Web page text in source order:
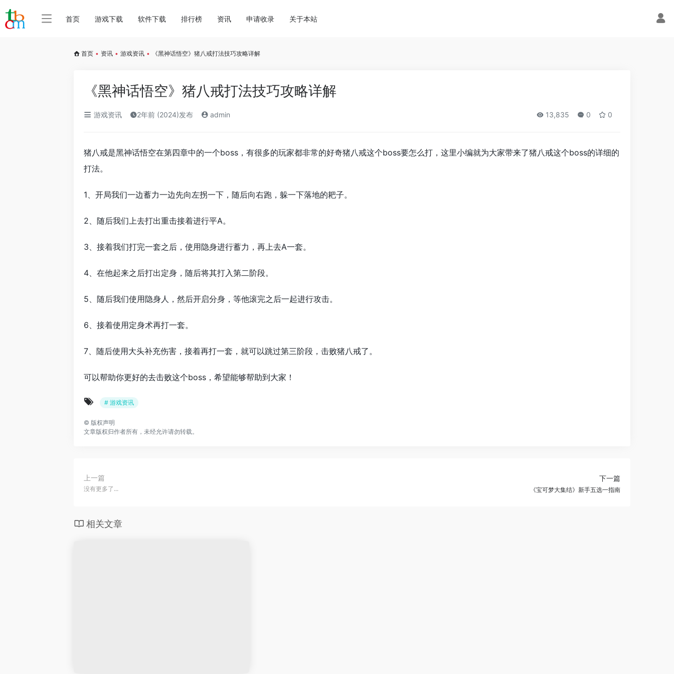
首页 游戏下载 软件下载 排行榜 资讯 申请收录 关于本站
首页 • 资讯 • 游戏资讯 • 《黑神话悟空》猪八戒打法技巧攻略详解
《黑神话悟空》猪八戒打法技巧攻略详解
游戏资讯 2年前 (2024)发布 admin 13,835 0 0
猪八戒是黑神话悟空在第四章中的一个boss，有很多的玩家都非常的好奇猪八戒这个boss要怎么打，这里小编就为大家带来了猪八戒这个boss的详细的
打法。
1、开局我们一边蓄力一边先向左拐一下，随后向右跑，躲一下落地的耙子。
2、随后我们上去打出重击接着进行平A。
3、接着我们打完一套之后，使用隐身进行蓄力，再上去A一套。
4、在他起来之后打出定身，随后将其打入第二阶段。
5、随后我们使用隐身人，然后开启分身，等他滚完之后一起进行攻击。
6、接着使用定身术再打一套。
7、随后使用大头补充伤害，接着再打一套，就可以跳过第三阶段，击败猪八戒了。
可以帮助你更好的去击败这个boss，希望能够帮助到大家！
# 游戏资讯
© 版权声明
文章版权归作者所有，未经允许请勿转载。
上一篇
没有更多了...
下一篇
《宝可梦大集结》新手五选一指南
相关文章